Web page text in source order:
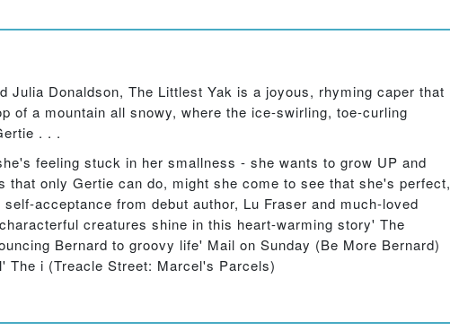
Donaldson, The Littlest Yak is a joyous, rhyming caper that
of a mountain all snowy, where the ice-swirling, toe-curling
. . .
feeling stuck in her smallness - she wants to grow UP and
only Gertie can do, might she come to see that she's perfect,
acceptance from debut author, Lu Fraser and much-loved
creatures shine in this heart-warming story' The
Bernard to groovy life' Mail on Sunday (Be More Bernard)
The i (Treacle Street: Marcel's Parcels)